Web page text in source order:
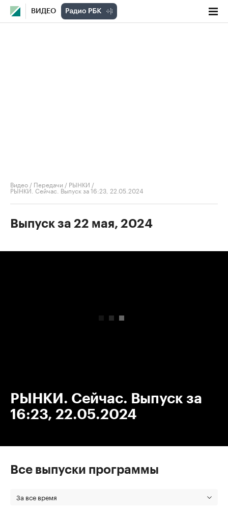
ВИДЕО
Видео / Передачи / РЫНКИ /
РЫНКИ. Сейчас. Выпуск за 16:23, 22.05.2024
Выпуск за 22 мая, 2024
РЫНКИ. Сейчас. Выпуск за
16:23, 22.05.2024
Все выпуски программы
За все время